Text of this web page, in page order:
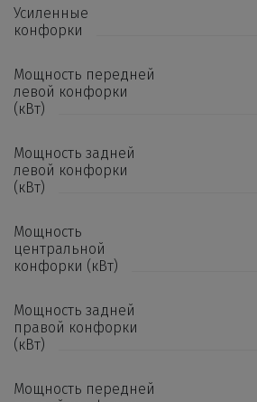
Усиленные
конфорки
Мощность передней
левой конфорки
(кВт)
Мощность задней
левой конфорки
(кВт)
Мощность
центральной
конфорки (кВт)
Мощность задней
правой конфорки
(кВт)
Мощность передней